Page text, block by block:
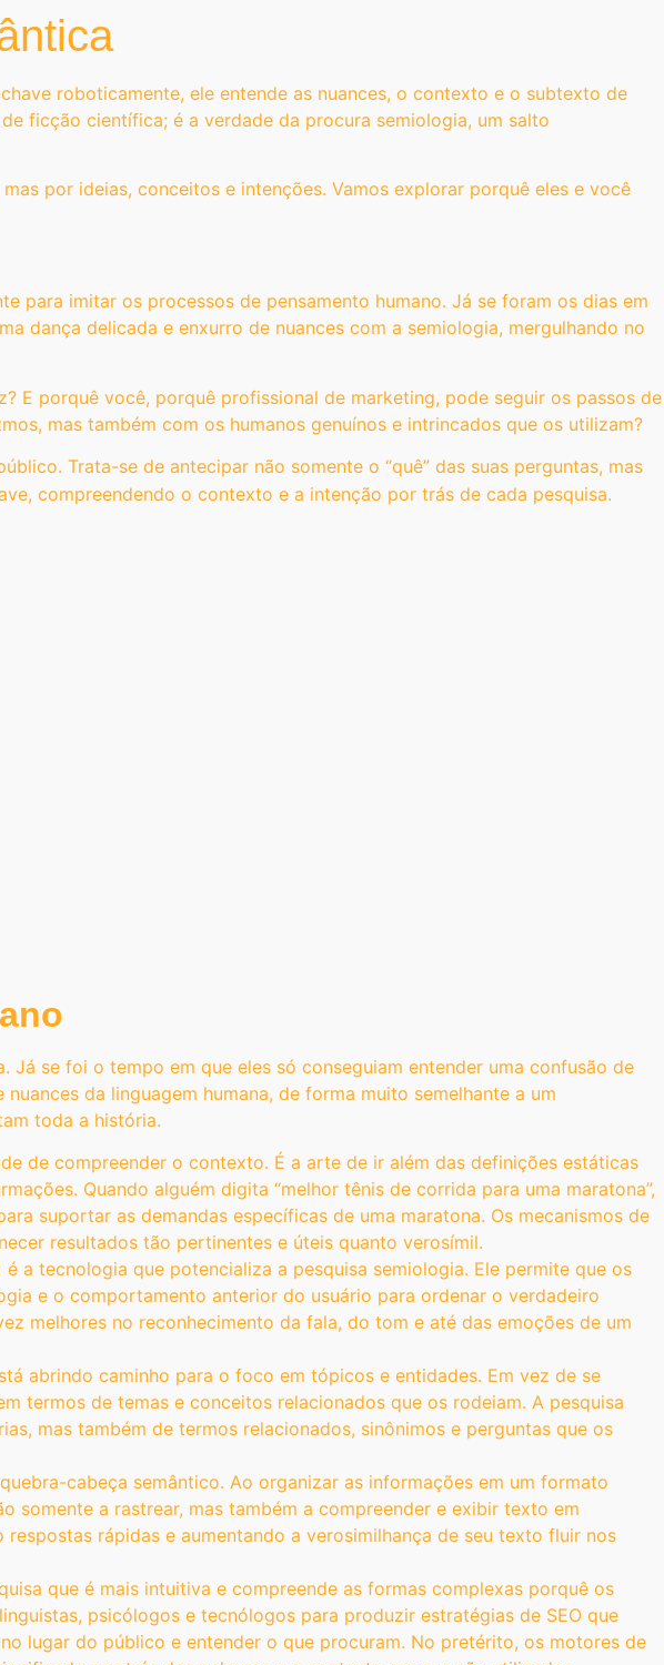
roboticamente, ele entende as nuances, o contexto e o subtexto de
ficção científica; é a verdade da procura semiologia, um salto
por ideias, conceitos e intenções. Vamos explorar porquê eles e você
para imitar os processos de pensamento humano. Já se foram os dias em
dança delicada e enxurro de nuances com a semiologia, mergulhando no
E porquê você, porquê profissional de marketing, pode seguir os passos de
mas também com os humanos genuínos e intrincados que os utilizam?
Trata-se de antecipar não somente o “quê” das suas perguntas, mas
compreendendo o contexto e a intenção por trás de cada pesquisa.
se foi o tempo em que eles só conseguiam entender uma confusão de
da linguagem humana, de forma muito semelhante a um
toda a história.
de compreender o contexto. É a arte de ir além das definições estáticas
Quando alguém digita “melhor tênis de corrida para uma maratona”,
suportar as demandas específicas de uma maratona. Os mecanismos de
resultados tão pertinentes e úteis quanto verosímil.
a tecnologia que potencializa a pesquisa semiologia. Ele permite que os
e o comportamento anterior do usuário para ordenar o verdadeiro
melhores no reconhecimento da fala, do tom e até das emoções de um
abrindo caminho para o foco em tópicos e entidades. Em vez de se
termos de temas e conceitos relacionados que os rodeiam. A pesquisa
mas também de termos relacionados, sinônimos e perguntas que os
cabeça semântico. Ao organizar as informações em um formato
somente a rastrear, mas também a compreender e exibir texto em
rápidas e aumentando a verosimilhança de seu texto fluir nos
que é mais intuitiva e compreende as formas complexas porquê os
psicólogos e tecnólogos para produzir estratégias de SEO que
lugar do público e entender o que procuram. No pretérito, os motores de